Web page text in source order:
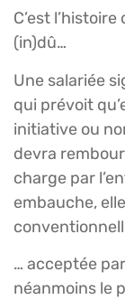
C’est
(in)dû…
Une salariée
qui prévoit
initiative ou
devra
charge par
embauche,
… acceptée
néanmoins le